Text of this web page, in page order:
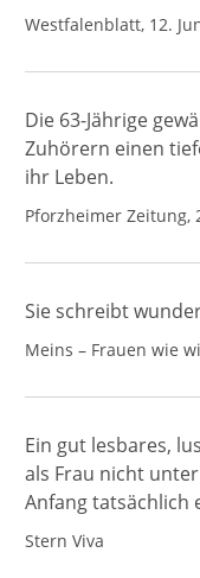
Westfalenblatt, 12.
Die 63-Jährige
Zuhörern einen
ihr Leben.
Pforzheimer Zeitung,
Sie schreibt
Meins – Frauen wie
Ein gut lesbares,
als Frau nicht
Anfang tatsächlich
Stern Viva